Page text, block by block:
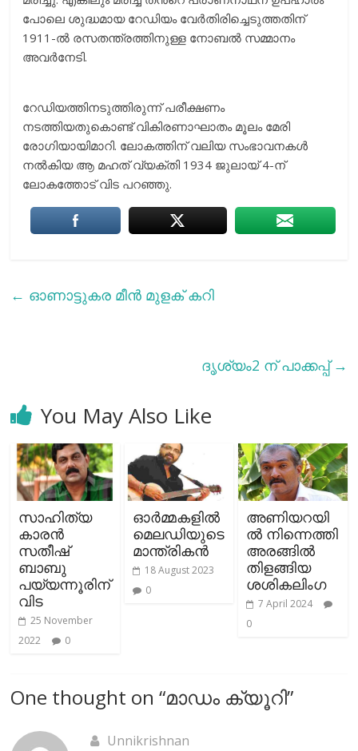
പോലെ ശുദ്ധമായ റേഡിയം വേർതിരിച്ചെടുത്തതിന്‌
1911-ൽ രസതന്ത്രത്തിനുള്ള നോബൽ സമ്മാനം
അവര്‍നേടി.
റേഡിയത്തിനടുത്തിരുന്ന് പരീക്ഷണം
നടത്തിയതുകൊണ്ട്‌ വികിരണാഘാതം മൂലം മേരി
രോഗിയായിമാറി. ലോകത്തിന്‌ വലിയ സംഭാവനകൾ
നൽകിയ ആ മഹത് വ്യക്തി 1934 ജുലായ് 4-ന്‌
ലോകത്തോട്‌ വിട പറഞ്ഞു.
← ഓണാട്ടുകര മീന്‍ മുളക് കറി
ദൃശ്യം2 ന് പാക്കപ്പ്→
You May Also Like
സാഹിത്യ
കാരന്‍
സതീഷ്
ബാബു
പയ്യന്നൂരിന്
വിട
25 November
2022
0
ഓര്‍മ്മകളില്‍
മെലഡിയുടെ
മാന്ത്രികന്‍
18 August 2023
0
അണിയറയി
ല്‍ നിന്നെത്തി
അരങ്ങില്‍
തിളങ്ങിയ
ശശികലിംഗ
7 April 2024
0
One thought on “മാഡം ക്യൂറി”
Unnikrishnan